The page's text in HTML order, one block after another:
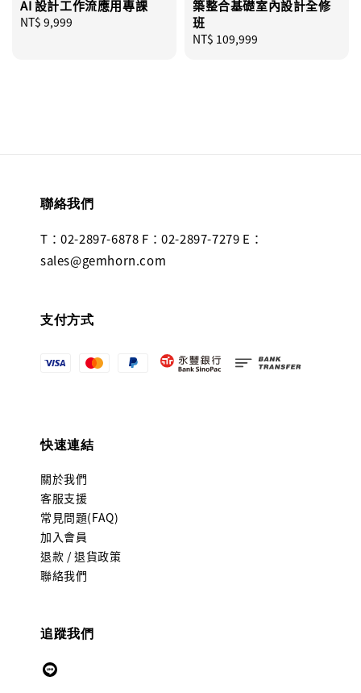
AI 設計工作流應用專課
Regular
NT$ 9,999
築整合基礎室內設計全修
班
Regular
NT$ 109,999
聯絡我們
T：02-2897-6878 F：02-2897-7279 E：
sales@gemhorn.com
支付方式
快速連結
關於我們
客服支援
常見問題(FAQ)
加入會員
退款 / 退貨政策
聯絡我們
追蹤我們